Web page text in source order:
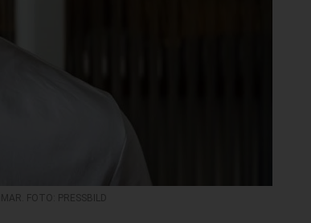
FOTO: PRESSBILD